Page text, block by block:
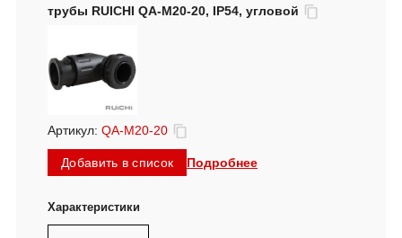
трубы RUICHI QA-M20-20, IP54, угловой
Артикул: QA-M20-20
Добавить в список Подробнее